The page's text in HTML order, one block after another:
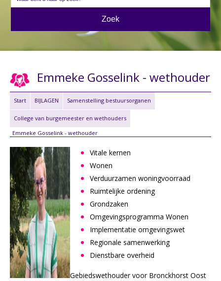
Emmeke Gosselink - wethouder
Start BIJLAGEN Samenstelling bestuursorganen
College van burgemeester en wethouders
Emmeke Gosselink - wethouder
Vitale kernen
Wonen
Verduurzamen woningvoorraad
Ruimtelijke ordening
Grondzaken
Omgevingsprogramma Wonen
Implementatie omgevingswet
Regionale samenwerking
Dienstbare overheid
Gebiedswethouder voor Bronckhorst Oost